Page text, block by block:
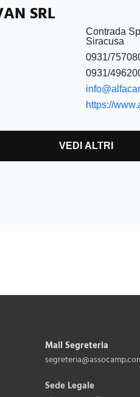
SRL
Contrada
Siracusa
0931/
0931/
https://
VEDI ALTRI
Mail Segreteria
Sede Legale